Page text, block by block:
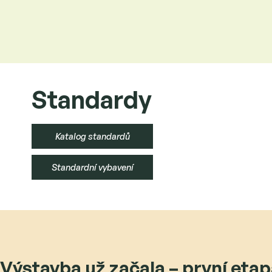
Standardy
Katalog standardů
Standardní vybavení
Výstavba už začala – první